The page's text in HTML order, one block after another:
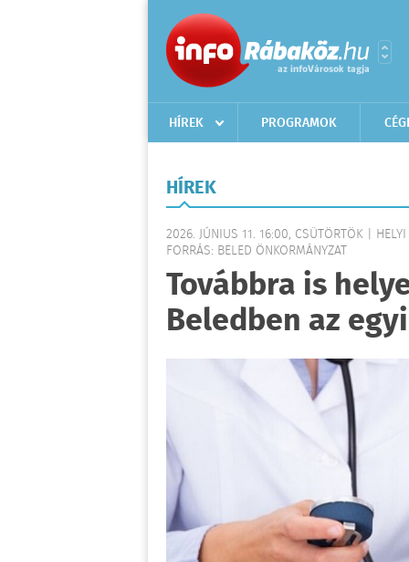
HÍREK PROGRAMOK
HÍREK
2026. JÚNIUS 11. 16:00, CSÜTÖRTÖK | HELYI
FORRÁS: BELED ÖNKORMÁNYZAT
Továbbra is
Beledben az